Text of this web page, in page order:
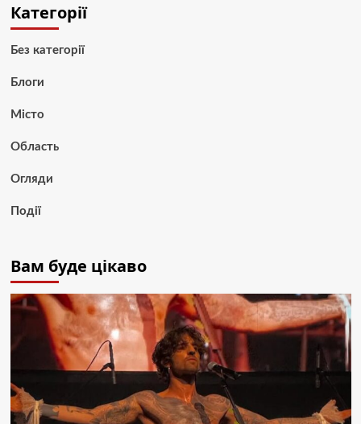
Категорії
Без категорії
Блоги
Місто
Область
Огляди
Події
Вам буде цікаво